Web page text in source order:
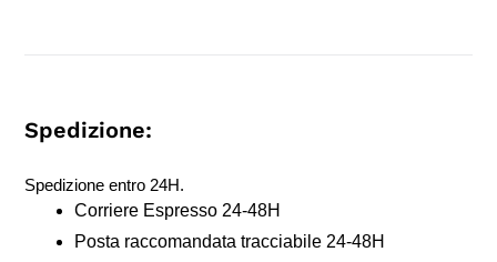
Spedizione:
Spedizione entro 24H.
Corriere Espresso 24-48H
Posta raccomandata tracciabile 24-48H